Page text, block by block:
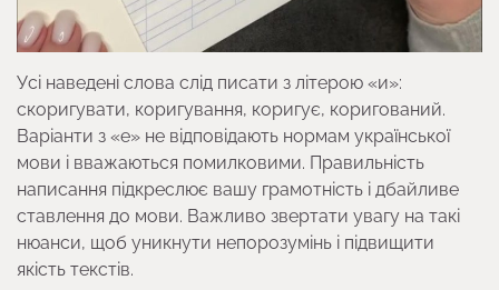
Усі наведені слова слід писати з літерою «и»:
скоригувати, коригування, коригує, коригований.
Варіанти з «е» не відповідають нормам української
мови і вважаються помилковими. Правильність
написання підкреслює вашу грамотність і дбайливе
ставлення до мови. Важливо звертати увагу на такі
нюанси, щоб уникнути непорозумінь і підвищити
якість текстів.